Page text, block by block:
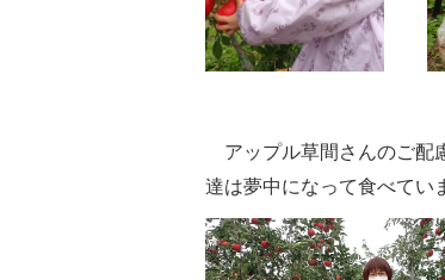
アップル草間さんのご配
達は夢中になって食べてい